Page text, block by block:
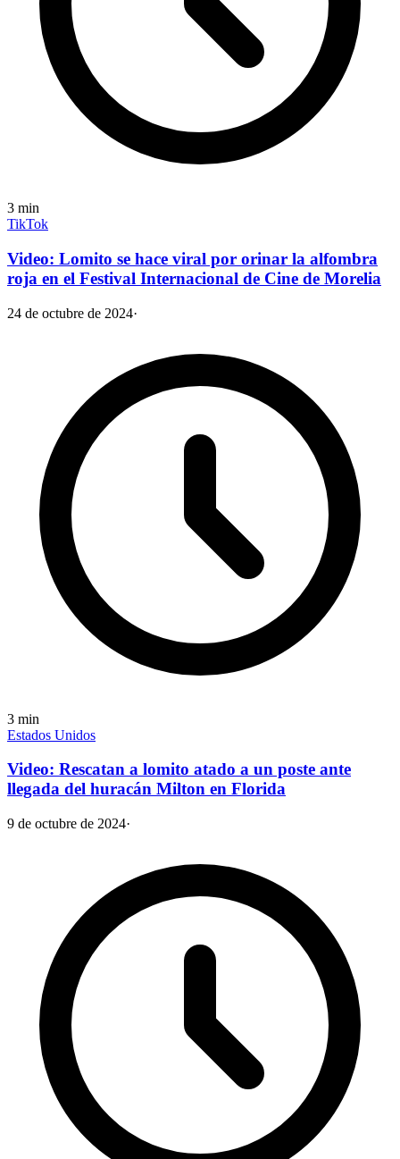
3 min
TikTok
Video: Lomito se hace viral por orinar la alfombra
roja en el Festival Internacional de Cine de Morelia
24 de octubre de 2024·
3 min
Estados Unidos
Video: Rescatan a lomito atado a un poste ante
llegada del huracán Milton en Florida
9 de octubre de 2024·